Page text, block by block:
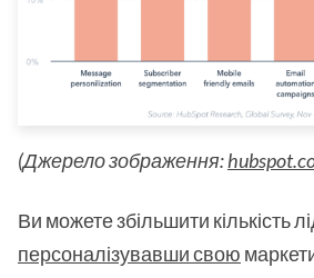
(Джерело зображення:
Ви можете збільшити кількість
персоналізувавши свою